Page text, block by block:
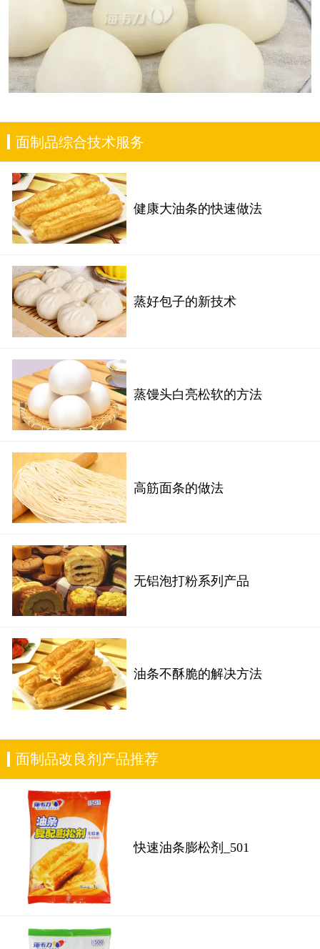
面制品综合技术服务
健康大油条的快速做法
蒸好包子的新技术
蒸馒头白亮松软的方法
高筋面条的做法
无铝泡打粉系列产品
油条不酥脆的解决方法
面制品改良剂产品推荐
快速油条膨松剂_501